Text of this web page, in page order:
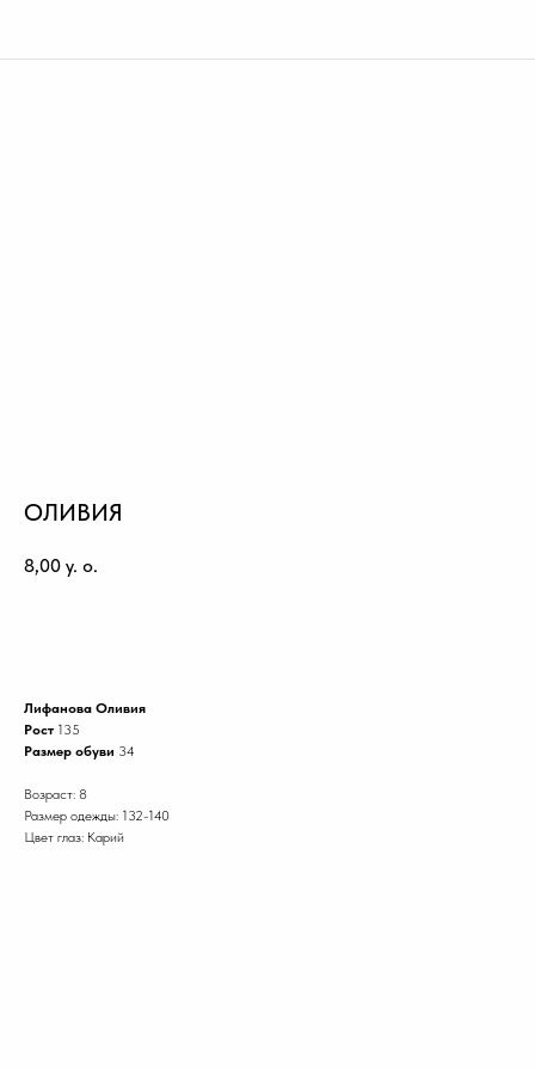
ОЛИВИЯ
8,00 y. o.
Лифанова Оливия
Рост 135
Размер обуви 34
Возраст: 8
Размер одежды: 132-140
Цвет глаз: Карий